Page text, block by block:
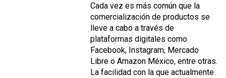
Cada vez es más común que la
comercialización de productos se
lleve a cabo a través de
plataformas digitales como
Facebook, Instagram, Mercado
Libre o Amazon México, entre otras.
La facilidad con la que actualmente